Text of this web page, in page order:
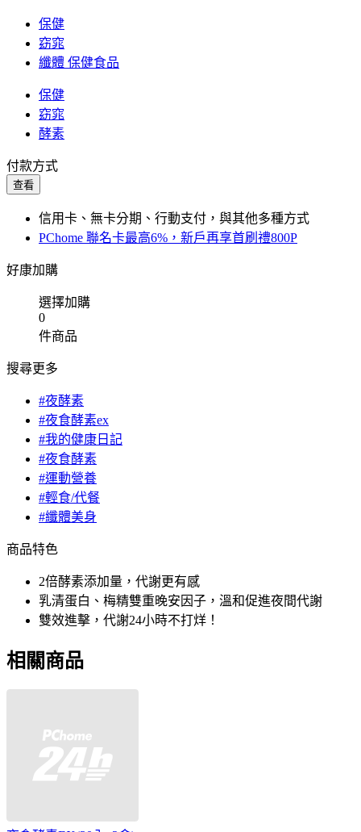
保健
窈窕
纖體 保健食品
保健
窈窕
酵素
付款方式
查看
信用卡、無卡分期、行動支付，與其他多種方式
PChome 聯名卡最高6%，新戶再享首刷禮800P
好康加購
選擇加購
0
件商品
搜尋更多
#夜酵素
#夜食酵素ex
#我的健康日記
#夜食酵素
#運動營養
#輕食/代餐
#纖體美身
商品特色
2倍酵素添加量，代謝更有感
乳清蛋白、梅精雙重晚安因子，溫和促進夜間代謝
雙效進擊，代謝24小時不打烊！
相關商品